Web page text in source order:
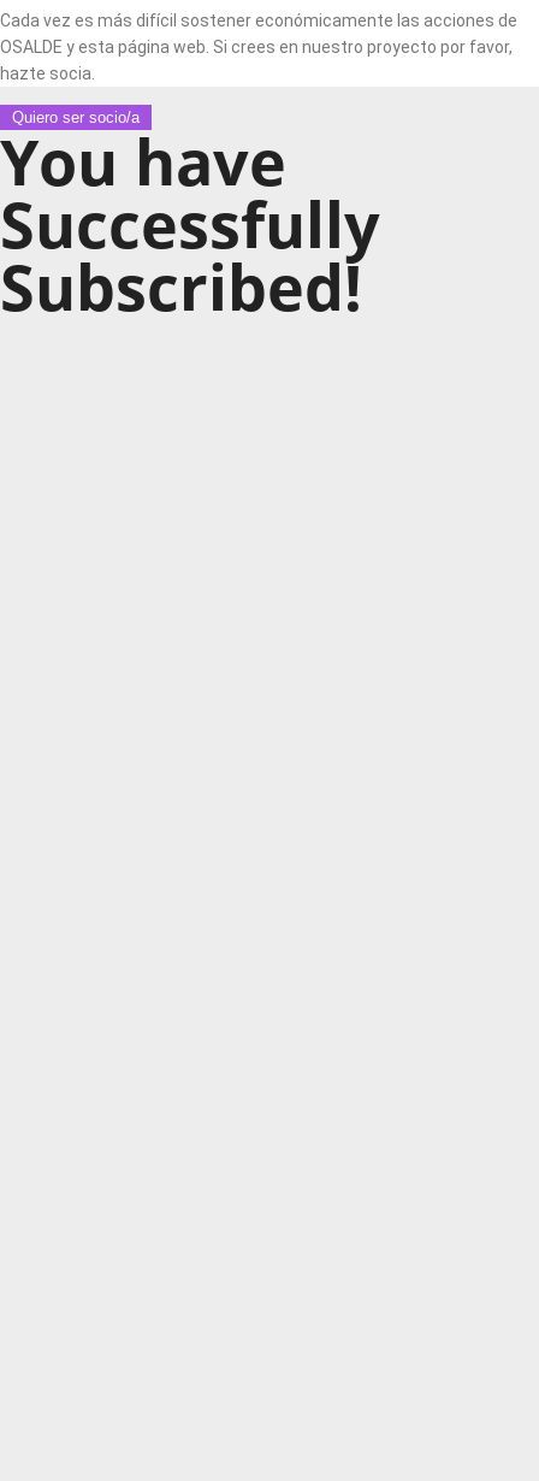
Cada vez es más difícil sostener económicamente las acciones de
OSALDE y esta página web. Si crees en nuestro proyecto por favor,
hazte socia.
Quiero ser socio/a
You have
Successfully
Subscribed!